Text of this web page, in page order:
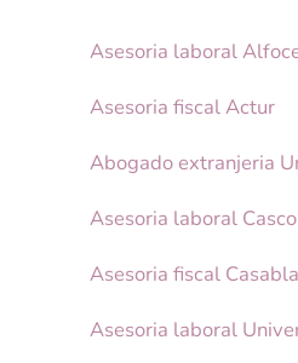
Asesoria laboral
Asesoria fiscal Actur
Abogado extranjeria
Asesoria laboral Casco
Asesoria fiscal
Asesoria laboral